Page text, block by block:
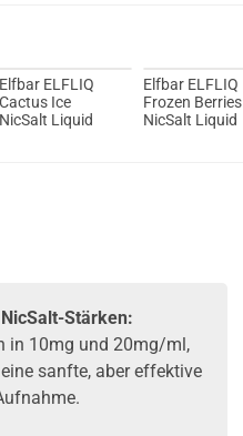
Elfbar ELFLIQ
Cactus Ice
NicSalt Liquid
Elfbar ELFLIQ
Frozen Berries
NicSalt Liquid
Stärken:
in 10mg und 20mg/ml,
sanfte, aber effektive